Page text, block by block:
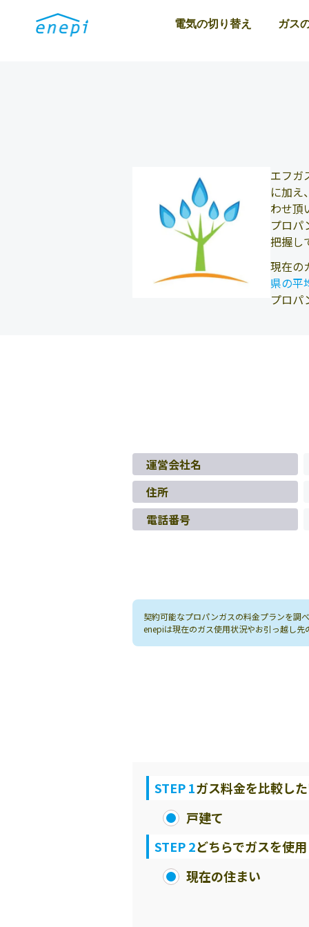
電気の切り替え ガス
エフガ
に加え、
わせ頂
プロパ
把握し
現在の
県の平
プロパ
運営会社名
住所
電話番号
契約可能なプロパンガスの料金プランを調
enepiは現在のガス使用状況やお引っ越し先
STEP 1ガス料金を比較し
戸建て
STEP 2どちらでガスを使
現在の住まい